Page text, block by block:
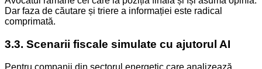
Dar faza de căutare și triere a informației este radical
comprimată.
3.3. Scenarii fiscale simulate cu ajutorul AI
Pentru companii din sectorul energetic care analizează